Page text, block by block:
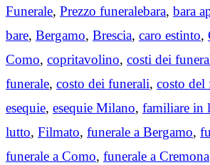
Funerale, Prezzo funeraleTags
bara, bara
bare, Bergamo, Brescia, caro estinto,
Como, copritavolino, costi dei
funerale, costo dei funerali, costo del
esequie, esequie Milano, familiare in
lutto, Filmato, funerale a Bergamo,
funerale a Como, funerale a Cremona